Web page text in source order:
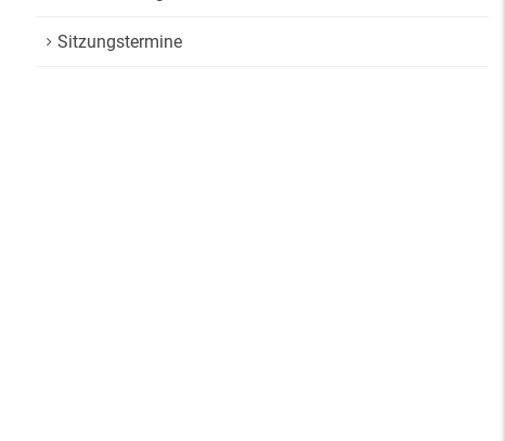
Sitzungstermine